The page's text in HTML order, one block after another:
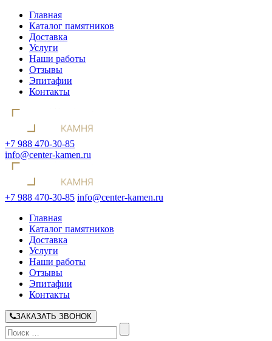
Главная
Каталог памятников
Доставка
Услуги
Наши работы
Отзывы
Эпитафии
Контакты
+7 988 470-30-85
info@center-kamen.ru
+7 988 470-30-85 info@center-kamen.ru
Главная
Каталог памятников
Доставка
Услуги
Наши работы
Отзывы
Эпитафии
Контакты
ЗАКАЗАТЬ ЗВОНОК